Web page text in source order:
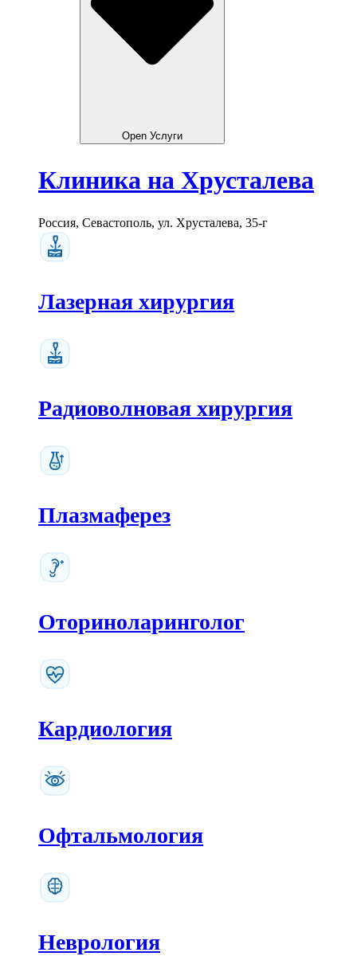
Open Услуги
Клиника на Хрусталева
Россия, Севастополь, ул. Хрусталева, 35-г
Лазерная хирургия
Радиоволновая хирургия
Плазмаферез
Оториноларинголог
Кардиология
Офтальмология
Неврология